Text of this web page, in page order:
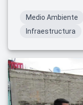
océano Pacífico,
Medio Ambiente
Infraestructura